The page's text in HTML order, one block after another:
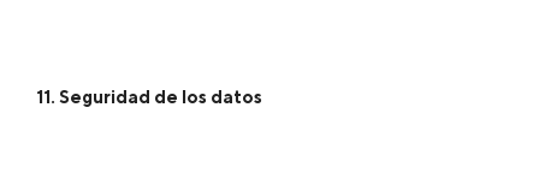
11. Seguridad de los datos